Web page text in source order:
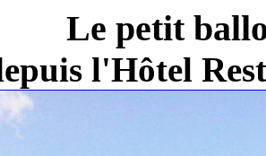
Le petit
l'Hôtel